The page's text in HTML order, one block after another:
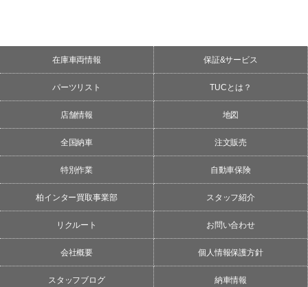
在庫車両情報 保証&サービス
パーツリスト TUCとは？
店舗情報 地図
全国納車 注文販売
特別作業 自動車保険
柏インター買取事業部 スタッフ紹介
リクルート お問い合わせ
会社概要 個人情報保護方針
スタッフブログ 納車情報